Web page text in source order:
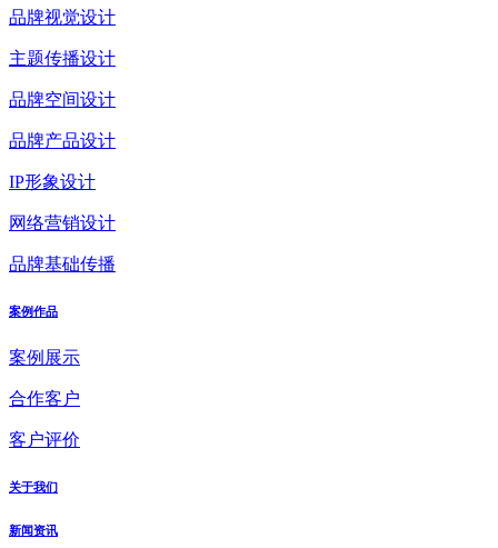
品牌视觉设计
主题传播设计
品牌空间设计
品牌产品设计
IP形象设计
网络营销设计
品牌基础传播
案例作品
案例展示
合作客户
客户评价
关于我们
新闻资讯